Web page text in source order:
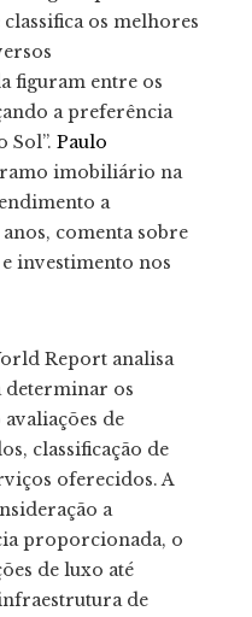
os melhores
figuram entre os
a preferência
Sol”. Paulo
imobiliário na
a
comenta sobre
investimento nos
Report analisa
determinar os
de
classificação de
oferecidos. A
a
proporcionada, o
de luxo até
de